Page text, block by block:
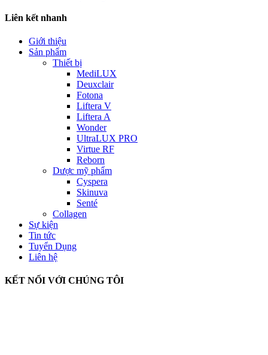
Liên kết nhanh
Giới thiệu
Sản phẩm
Thiết bị
MediLUX
Deuxclair
Fotona
Liftera V
Liftera A
Wonder
UltraLUX PRO
Virtue RF
Reborn
Dược mỹ phẩm
Cyspera
Skinuva
Senté
Collagen
Sự kiện
Tin tức
Tuyển Dụng
Liên hệ
KẾT NỐI VỚI CHÚNG TÔI